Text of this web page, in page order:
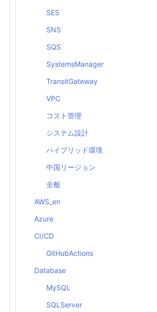
SES
SNS
SQS
SystemsManager
TransitGateway
VPC
コスト管理
システム設計
ハイブリッド環境
中国リージョン
全般
AWS_en
Azure
CI/CD
GitHubActions
Database
MySQL
SQLServer